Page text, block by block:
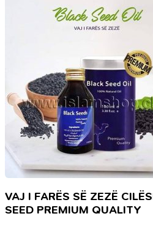
VAJ I FARËS SË ZEZË
SEED PREMIUM QUALITY